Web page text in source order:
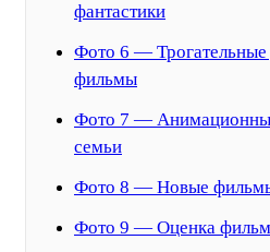
фантастики
Фото 6 — Трогательные
фильмы
Фото 7 —
семьи
Фото 8 — Новые
Фото 9 — Оценка